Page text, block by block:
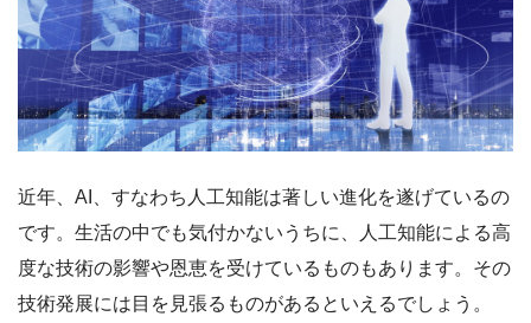
近年、AI、すなわち人工知能は著しい進化を遂げているの
です。生活の中でも気付かないうちに、人工知能による高
度な技術の影響や恩恵を受けているものもあります。その
技術発展には目を見張るものがあるといえるでしょう。